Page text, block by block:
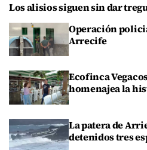
Los alisios siguen sin dar
Operación
Arrecife
Ecofinca
homenajea la
La patera de
detenidos tres